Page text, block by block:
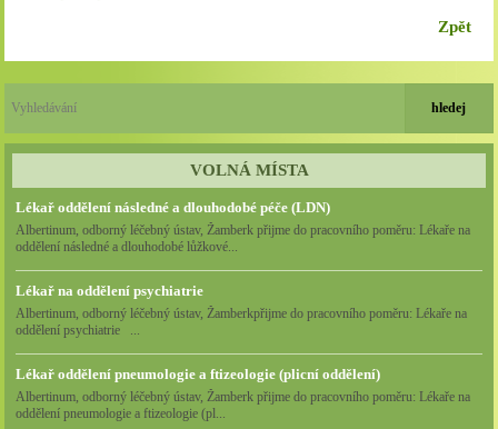
Zpět
VOLNÁ MÍSTA
Lékař oddělení následné a dlouhodobé péče (LDN)
Albertinum, odborný léčebný ústav, Žamberk přijme do pracovního poměru: Lékaře na
oddělení následné a dlouhodobé lůžkové...
Lékař na oddělení psychiatrie
Albertinum, odborný léčebný ústav, Žamberkpřijme do pracovního poměru: Lékaře na
oddělení psychiatrie ...
Lékař oddělení pneumologie a ftizeologie (plicní oddělení)
Albertinum, odborný léčebný ústav, Žamberk přijme do pracovního poměru: Lékaře na
oddělení pneumologie a ftizeologie (pl...